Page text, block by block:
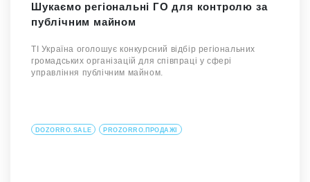
Шукаємо регіональні ГО для контролю за
публічним майном
ТІ Україна оголошує конкурсний відбір регіональних
громадських організацій для співпраці у сфері
управління публічним майном.
DOZORRO.SALE PROZORRO.ПРОДАЖІ